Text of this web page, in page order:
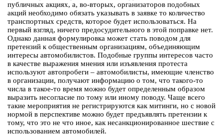
публичных акциях, а, во-вторых, организаторов подобных
акций необходимо обязать указывать в заявке то количество
транспортных средств, которое будет использоваться. На
первый взгляд, ничего предосудительного в этой поправке нет.
Однако данная формулировка может стать поводом для
претензий к общественным организациям, объединяющим
интересы автомобилистов. Подобные группы интересов часто
в качестве выражения мнения или изъявления протеста
используют автопробеги – автомобилисты, имеющие членство
в организации, получают информацию о том, что такого-то
числа в такое-то время можно будет определенным образом
выразить несогласие по тому или иному поводу. Чаще всего
такие мероприятия не регистрируются как митинги, но с новой
нормой в перспективе можно будет предъявлять претензии к
тому, что это не что иное, как несанкционированное шествие с
использованием автомобилей.